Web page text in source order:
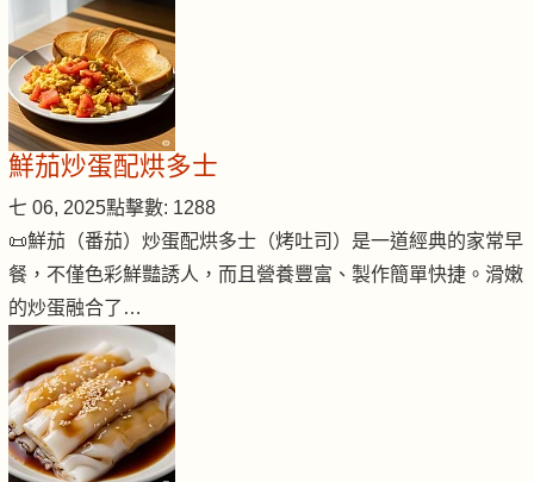
鮮茄炒蛋配烘多士
七 06, 2025點擊數: 1288
📜鮮茄（番茄）炒蛋配烘多士（烤吐司）是一道經典的家常早
餐，不僅色彩鮮豔誘人，而且營養豐富、製作簡單快捷。滑嫩
的炒蛋融合了…